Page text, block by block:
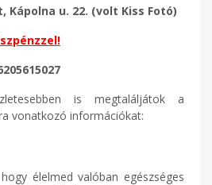
Kápolna u. 22. (volt Kiss Fotó)
is megtaláljátok a
vonatkozó információkat:
élelmed valóban egészséges